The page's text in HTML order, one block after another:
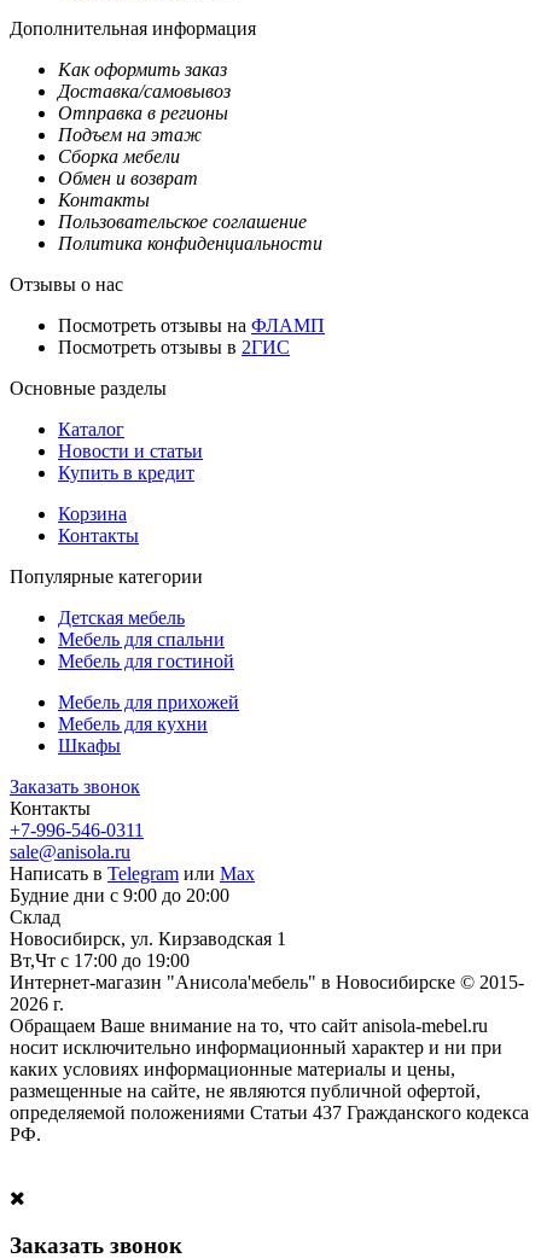
Дополнительная информация
Как оформить заказ
Доставка/самовывоз
Отправка в регионы
Подъем на этаж
Сборка мебели
Обмен и возврат
Контакты
Пользовательское соглашение
Политика конфиденциальности
Отзывы о нас
Посмотреть отзывы на ФЛАМП
Посмотреть отзывы в 2ГИС
Основные разделы
Каталог
Новости и статьи
Купить в кредит
Корзина
Контакты
Популярные категории
Детская мебель
Мебель для спальни
Мебель для гостиной
Мебель для прихожей
Мебель для кухни
Шкафы
Заказать звонок
Контакты
+7-996-546-0311
sale@anisola.ru
Написать в Telegram или Max
Будние дни с 9:00 до 20:00
Склад
Новосибирск, ул. Кирзаводская 1
Вт,Чт с 17:00 до 19:00
Интернет-магазин "Анисола'мебель" в Новосибирске © 2015-
2026 г.
Обращаем Ваше внимание на то, что сайт anisola-mebel.ru
носит исключительно информационный характер и ни при
каких условиях информационные материалы и цены,
размещенные на сайте, не являются публичной офертой,
определяемой положениями Статьи 437 Гражданского кодекса
РФ.
Заказать звонок